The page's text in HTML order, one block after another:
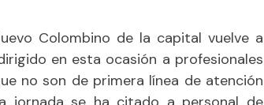
Colombino de la capital vuelve a
en esta ocasión a profesionales
no son de primera línea de atención